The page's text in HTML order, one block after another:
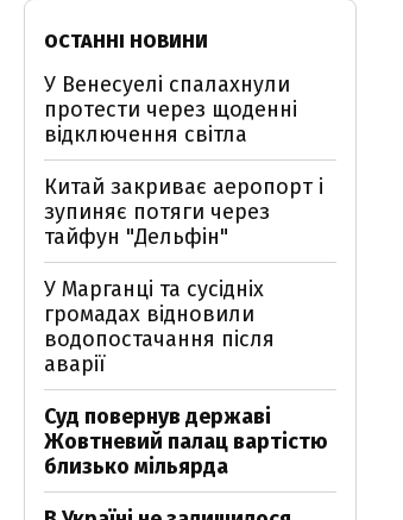
ОСТАННІ НОВИНИ
У Венесуелі спалахнули
протести через щоденні
відключення світла
Китай закриває аеропорт і
зупиняє потяги через
тайфун "Дельфін"
У Марганці та сусідніх
громадах відновили
водопостачання після
аварії
Суд повернув державі
Жовтневий палац вартістю
близько мільярда